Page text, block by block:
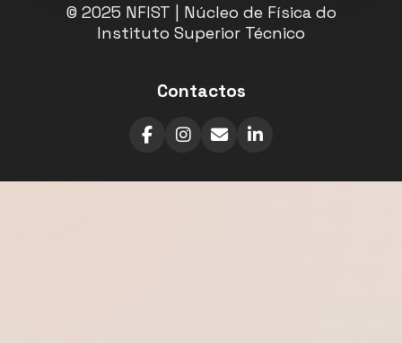
© 2025 NFIST | Núcleo de Física do
Instituto Superior Técnico
Contactos